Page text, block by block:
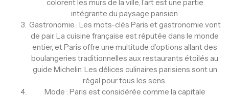
colorent les murs de la ville, l’art est une partie
intégrante du paysage parisien.
Gastronomie : Les mots-clés Paris et gastronomie vont
de pair. La cuisine française est réputée dans le monde
entier, et Paris offre une multitude d’options allant des
boulangeries traditionnelles aux restaurants étoilés au
guide Michelin. Les délices culinaires parisiens sont un
régal pour tous les sens.
Mode : Paris est considérée comme la capitale